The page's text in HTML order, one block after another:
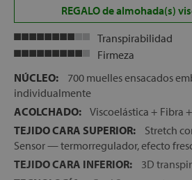
REGALO de almohada(s)
Transpirabilidad
Firmeza
NÚCLEO:
700 muelles ensacados
individualmente
ACOLCHADO: Viscoelástica + Fibra
TEJIDO CARA SUPERIOR:
Stretch
Sensor — termorregulador, efecto
TEJIDO CARA INFERIOR:
3D